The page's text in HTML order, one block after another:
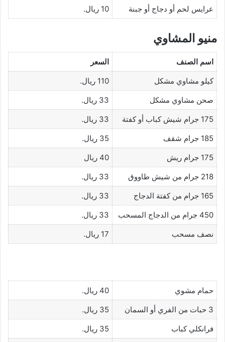
عرايس لحم أو دجاج أو جبنة
10 ريال.
منيو المشاوي
اسم الصنف
السعر
كيلو مشاوي مشكل
110 ريال.
صحن مشاوي مشكل
33 ريال.
175 جرام شيش كباب أو كفتة
33 ريال.
185 جرام شقف
35 ريال.
175 جرام ريش
40 ريال
218 جرام من شيش طاووق
33 ريال.
165 جرام من كفتة الدجاج
33 ريال.
450 جرام من الدجاج المسحب
33 ريال.
نصف مسحب
17 ريال.
حمام مشوي
40 ريال.
3 حبات من الفري أو السمان
35 ريال.
فرانكلي كباب
35 ريال.